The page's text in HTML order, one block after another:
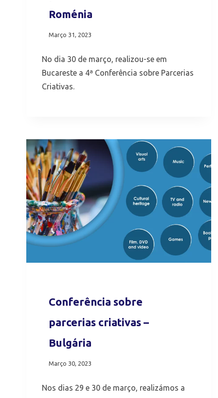
Roménia
Março 31, 2023
No dia 30 de março, realizou-se em
Bucareste a 4ª Conferência sobre Parcerias
Criativas.
Conferência sobre
parcerias criativas –
Bulgária
Março 30, 2023
Nos dias 29 e 30 de março, realizámos a